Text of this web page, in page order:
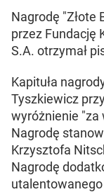
Nagrodę "Złote
przez Fundację
S.A. otrzymał
Kapituła
Tyszkiewicz
wyróżnienie "za
Nagrodę
Krzysztofa
Nagrodę